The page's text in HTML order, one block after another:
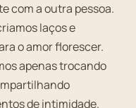
com a outra pessoa.
laços e
o amor florescer.
apenas trocando
de intimidade.